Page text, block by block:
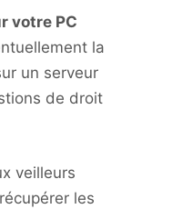
votre PC
la
un serveur
de droit
veilleurs
les